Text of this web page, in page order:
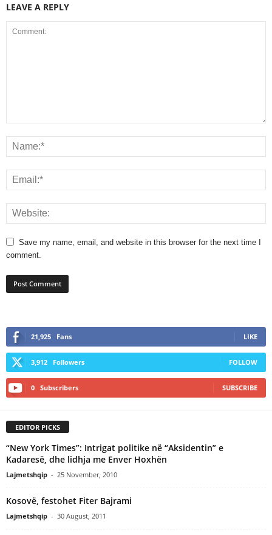
LEAVE A REPLY
Save my name, email, and website in this browser for the next time I
comment.
21,925 Fans LIKE
3,912 Followers FOLLOW
0 Subscribers SUBSCRIBE
EDITOR PICKS
“New York Times”: Intrigat politike në “Aksidentin” e
Kadaresë, dhe lidhja me Enver Hoxhën
Lajmetshqip - 25 November, 2010
Kosovë, festohet Fiter Bajrami
Lajmetshqip - 30 August, 2011